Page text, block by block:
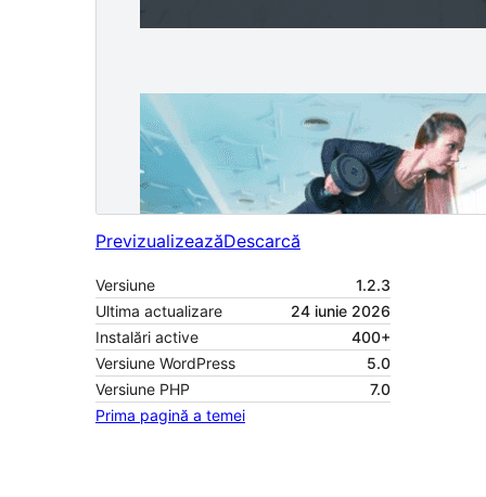
PrevizualizeazăDescarcă
Versiune
1.2.3
Ultima actualizare
24 iunie 2026
Instalări active
400+
Versiune WordPress
5.0
Versiune PHP
7.0
Prima pagină a temei